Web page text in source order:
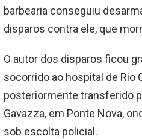
barbearia conseguiu
disparos contra ele, que
O autor dos disparos ficou
socorrido ao hospital de Rio
posteriormente transferido
Gavazza, em Ponte Nova,
sob escolta policial.